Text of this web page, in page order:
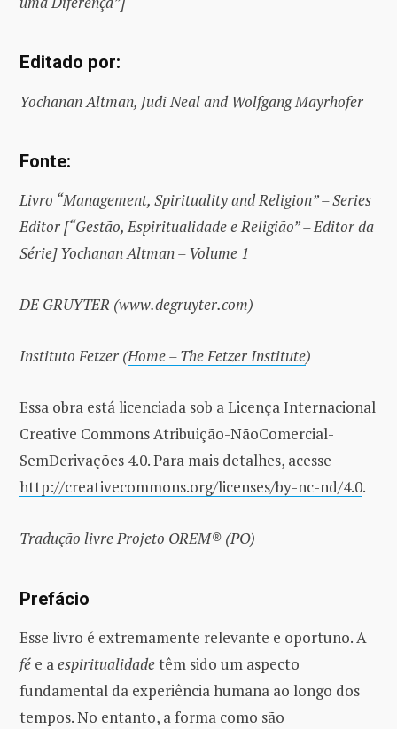
Editado por:
Yochanan Altman, Judi Neal and Wolfgang Mayrhofer
Fonte:
Livro “Management, Spirituality and Religion” – Series
Editor [“Gestão, Espiritualidade e Religião” – Editor da
Série] Yochanan Altman – Volume 1
DE GRUYTER (www.degruyter.com)
Instituto Fetzer (Home – The Fetzer Institute)
Essa obra está licenciada sob a Licença Internacional
Creative Commons Atribuição-NãoComercial-
SemDerivações 4.0. Para mais detalhes, acesse
http://creativecommons.org/licenses/by-nc-nd/4.0.
Tradução livre Projeto OREM® (PO)
Prefácio
Esse livro é extremamente relevante e oportuno. A
fé e aespiritualidadetêm sido um aspecto
fundamental da experiência humana ao longo dos
tempos. No entanto, a forma como são